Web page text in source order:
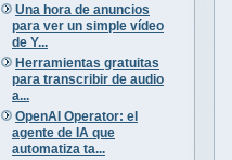
Una hora de anuncios
para ver un simple vídeo
de Y...
Herramientas gratuitas
para transcribir de audio
a...
OpenAI Operator: el
agente de IA que
automatiza ta...